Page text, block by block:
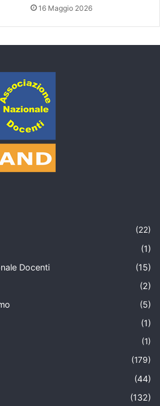
16 Maggio 2026
(22)
(1)
Docenti
(15)
(2)
(5)
(1)
(1)
(179)
(44)
(132)